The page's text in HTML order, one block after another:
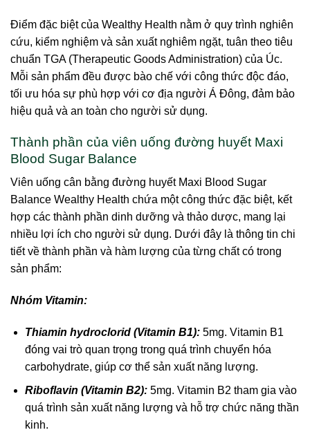
Điểm đặc biệt của Wealthy Health nằm ở quy trình nghiên
cứu, kiểm nghiệm và sản xuất nghiêm ngặt, tuân theo tiêu
chuẩn TGA (Therapeutic Goods Administration) của Úc.
Mỗi sản phẩm đều được bào chế với công thức độc đáo,
tối ưu hóa sự phù hợp với cơ địa người Á Đông, đảm bảo
hiệu quả và an toàn cho người sử dụng.
Thành phần của viên uống đường huyết Maxi
Blood Sugar Balance
Viên uống cân bằng đường huyết Maxi Blood Sugar
Balance Wealthy Health chứa một công thức đặc biệt, kết
hợp các thành phần dinh dưỡng và thảo dược, mang lại
nhiều lợi ích cho người sử dụng. Dưới đây là thông tin chi
tiết về thành phần và hàm lượng của từng chất có trong
sản phẩm:
Nhóm Vitamin:
Thiamin hydroclorid (Vitamin B1):5mg. Vitamin B1
đóng vai trò quan trọng trong quá trình chuyển hóa
carbohydrate, giúp cơ thể sản xuất năng lượng.
Riboflavin (Vitamin B2):5mg. Vitamin B2 tham gia vào
quá trình sản xuất năng lượng và hỗ trợ chức năng thần
kinh.